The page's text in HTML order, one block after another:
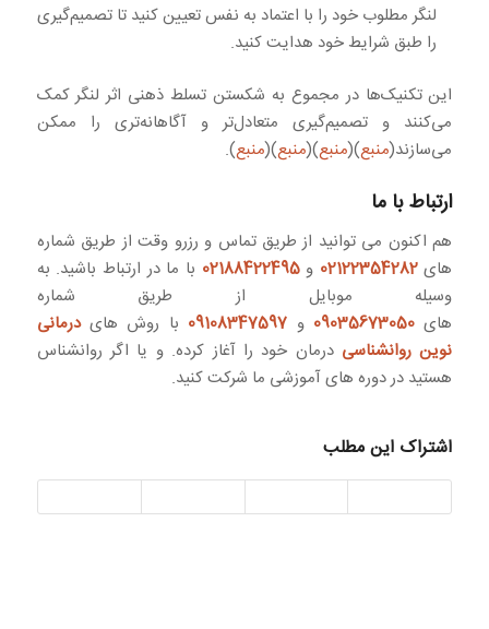
لنگر مطلوب خود را با اعتماد به نفس تعیین کنید تا تصمیم‌گیری
را طبق شرایط خود هدایت کنید.
این تکنیک‌ها در مجموع به شکستن تسلط ذهنی اثر لنگر کمک
می‌کنند و تصمیم‌گیری متعادل‌تر و آگاهانه‌تری را ممکن
می‌سازند(منبع)(منبع)(منبع)(منبع).
ارتباط با ما
هم اکنون می توانید از طریق تماس و رزرو وقت از طریق شماره
های02122354282 و02188422495 با ما در ارتباط باشید. به
وسیله موبایل از طریق شماره
های 09035673050 و 09108347597 با روش هایدرمانی
نوین روانشناسی درمان خود را آغاز کرده. و یا اگر روانشناس
هستید در دوره های آموزشی ما شرکت کنید.
اشتراک این مطلب